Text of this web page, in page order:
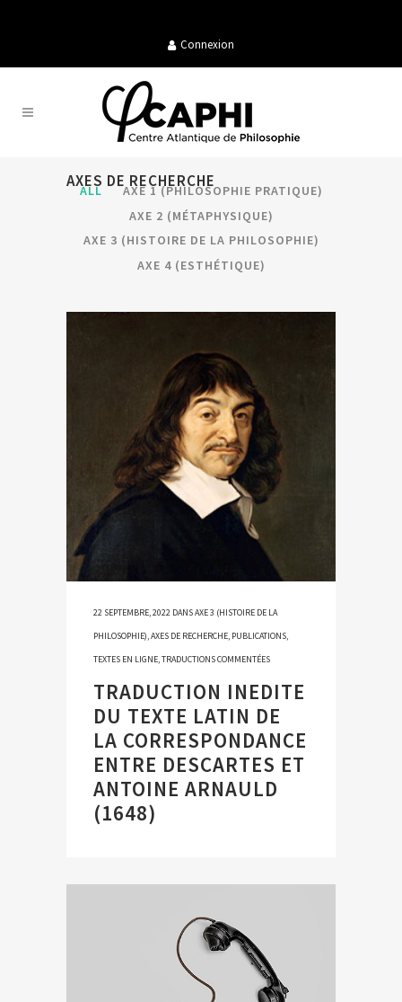
Connexion
AXES DE RECHERCHE
ALL
AXE 1 (PHILOSOPHIE PRATIQUE)
AXE 2 (MÉTAPHYSIQUE)
AXE 3 (HISTOIRE DE LA PHILOSOPHIE)
AXE 4 (ESTHÉTIQUE)
22 SEPTEMBRE, 2022 DANSAXE 3 (HISTOIRE DE LA
PHILOSOPHIE),AXES DE RECHERCHE, PUBLICATIONS,
TEXTES EN LIGNE,TRADUCTIONS COMMENTÉES
TRADUCTION INEDITE
DU TEXTE LATIN DE
LA CORRESPONDANCE
ENTRE DESCARTES ET
ANTOINE ARNAULD
(1648)